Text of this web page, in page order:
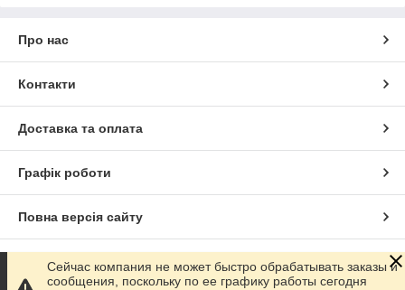
Про нас
Контакти
Доставка та оплата
Графік роботи
Повна версія сайту
Сайт створено на маркетплейсі Prom.ua
Сейчас компания не может быстро обрабатывать заказы и
сообщения, поскольку по ее графику работы сегодня